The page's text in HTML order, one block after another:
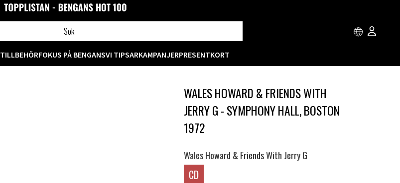
TILLBEHÖRFOKUS PÅ BENGANSVI TIPSARKAMPANJERPRESENTKORT
WALES HOWARD & FRIENDS WITH
JERRY G - SYMPHONY HALL, BOSTON
1972
Wales Howard & Friends With Jerry G
CD